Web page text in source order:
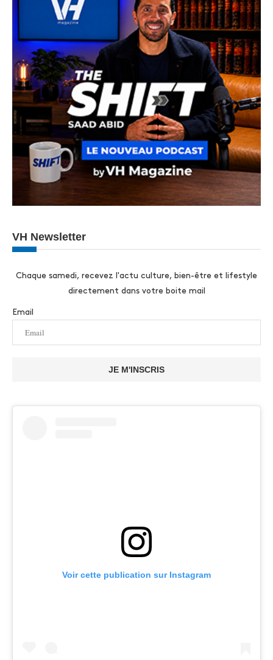
VH Newsletter
Chaque samedi, recevez l'actu culture, bien-être et lifestyle
directement dans votre boite mail
Email
JE M'INSCRIS
Voir cette publication sur Instagram